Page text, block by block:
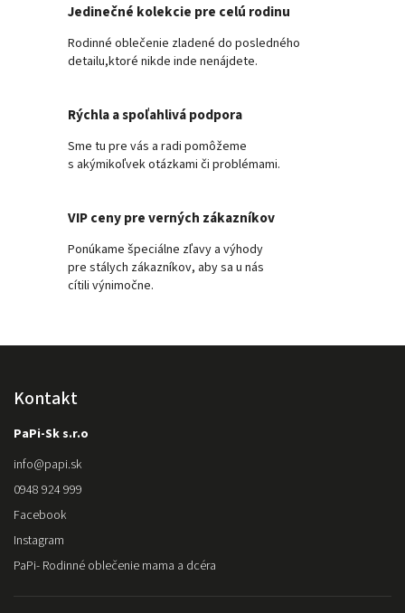
Jedinečné kolekcie pre celú rodinu
Rodinné oblečenie zladené do posledného
detailu,ktoré nikde inde nenájdete.
Rýchla a spoľahlivá podpora
Sme tu pre vás a radi pomôžeme
s akýmikoľvek otázkami či problémami.
VIP ceny pre verných zákazníkov
Ponúkame špeciálne zľavy a výhody
pre stálych zákazníkov, aby sa u nás
cítili výnimočne.
Kontakt
PaPi-Sk s.r.o
info@papi.sk
0948 924 999
Facebook
Instagram
PaPi- Rodinné oblečenie mama a dcéra